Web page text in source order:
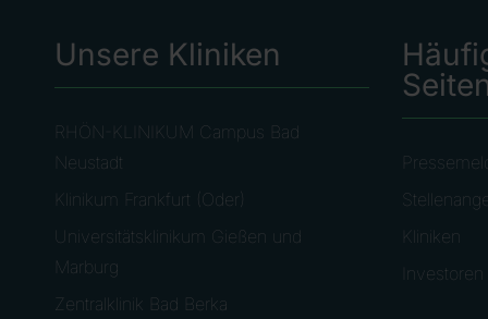
Unsere Kliniken
RHÖN-KLINIKUM Campus Bad
Neustadt
Klinikum Frankfurt (Oder)
Universitätsklinikum Gießen und
Marburg
Zentralklinik Bad Berka
Seiten
Kliniken
Investoren